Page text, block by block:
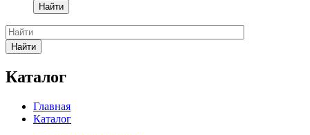
Найти
Найти
Каталог
Главная
Каталог